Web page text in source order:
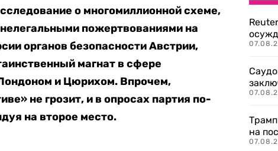
о многомиллионной схеме,
пожертвованиями на
органов безопасности Австрии,
магнат в сфере
и Цюрихом. Впрочем,
не грозит, и в опросах партия по-
на второе место.
на